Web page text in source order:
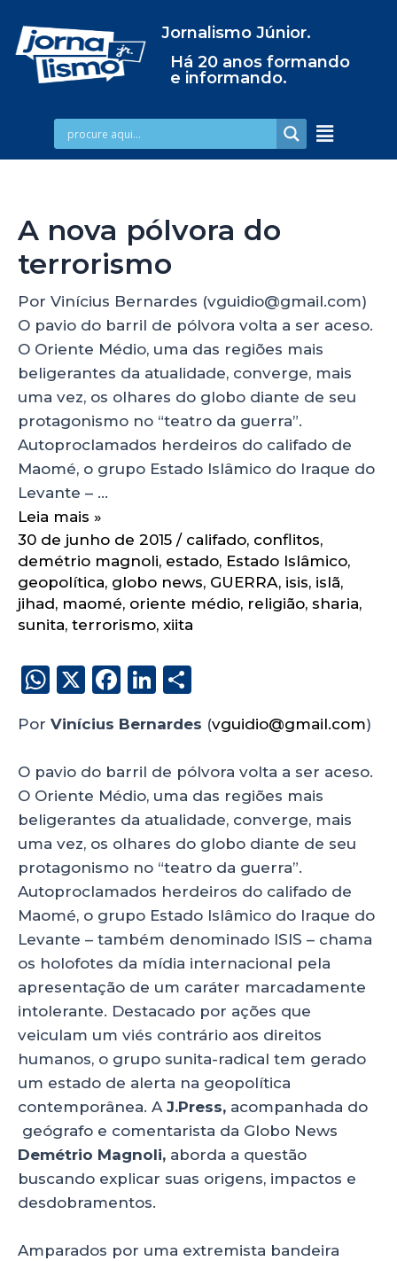
Jornalismo Júnior.
Há 20 anos formando
e informando.
A nova pólvora do
terrorismo
Por Vinícius Bernardes (vguidio@gmail.com)
O pavio do barril de pólvora volta a ser aceso.
O Oriente Médio, uma das regiões mais
beligerantes da atualidade, converge, mais
uma vez, os olhares do globo diante de seu
protagonismo no “teatro da guerra”.
Autoproclamados herdeiros do califado de
Maomé, o grupo Estado Islâmico do Iraque do
Levante – …
Leia mais »
30 de junho de 2015 / califado, conflitos,
demétrio magnoli, estado, Estado Islâmico,
geopolítica, globo news, GUERRA, isis, islã,
jihad, maomé, oriente médio, religião, sharia,
sunita, terrorismo, xiita
W
a
ts
A
p
p
X
F
c
e
b
o
o
k
Li
k
e
dI
n
a
re
Por Vinícius Bernardes (vguidio@gmail.com)
O pavio do barril de pólvora volta a ser aceso.
O Oriente Médio, uma das regiões mais
beligerantes da atualidade, converge, mais
uma vez, os olhares do globo diante de seu
protagonismo no “teatro da guerra”.
Autoproclamados herdeiros do califado de
Maomé, o grupo Estado Islâmico do Iraque do
Levante – também denominado ISIS – chama
os holofotes da mídia internacional pela
apresentação de um caráter marcadamente
intolerante. Destacado por ações que
veiculam um viés contrário aos direitos
humanos, o grupo sunita-radical tem gerado
um estado de alerta na geopolítica
contemporânea. A J.Press, acompanhada do
geógrafo e comentarista da Globo News
Demétrio Magnoli, aborda a questão
buscando explicar suas origens, impactos e
desdobramentos.
Amparados por uma extremista bandeira